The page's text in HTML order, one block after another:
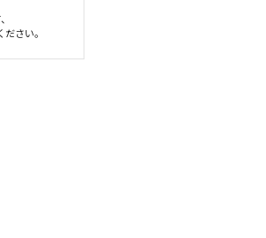
さい。